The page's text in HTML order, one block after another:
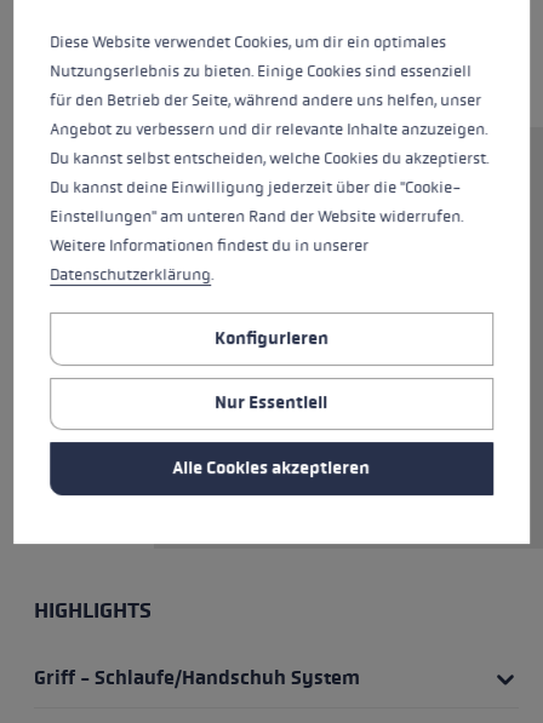
Der Khumbu bietet die volle
Palette an Features für deine
nächste Bergwanderung: Ein
Griff, Speed Lock+ Verstellsystem
Längenanpassung und stabile
Rohre aus hochfestem
Aluminium. Ein absoluter
Alleskönner mit enormen
Stabilitätsreserven, auf den du
dich am Berg verlassen kannst!
HIGHLIGHTS
Griff - Schlaufe/Handschuh System
Diese Website verwendet Cookies, um dir ein optimales
Nutzungserlebnis zu bieten. Einige Cookies sind essenziell
für den Betrieb der Seite, während andere uns helfen, unser
Angebot zu verbessern und dir relevante Inhalte anzuzeigen.
Du kannst selbst entscheiden, welche Cookies du akzeptierst.
Du kannst deine Einwilligung jederzeit über die "Cookie-
Einstellungen" am unteren Rand der Website widerrufen.
Weitere Informationen findest du in unserer
Datenschutzerklärung.
Konfigurieren
Nur Essentiell
Alle Cookies akzeptieren